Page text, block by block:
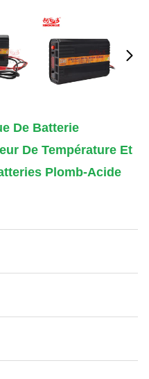
De Batterie
De Température Et
Plomb-Acide